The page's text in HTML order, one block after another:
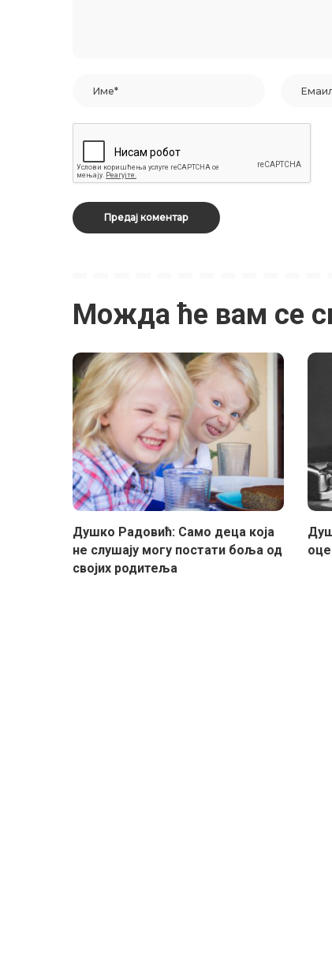
Можда ће вам се
Душко Радовић: Само деца која
не слушају могу постати боља од
својих родитеља